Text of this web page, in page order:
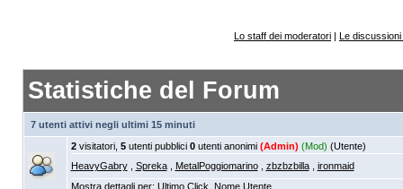
Lo staff dei moderatori | Le discussioni
Statistiche del Forum
7 utenti attivi negli ultimi 15 minuti
2visitatori, 5utenti pubblici 0utenti anonimi (Admin) (Mod) (Utente)
HeavyGabry, Spreka, MetalPoggiomarino, zbzbzbilla, ironmaid
Mostra dettagli per: Ultimo Click
Nome Utente